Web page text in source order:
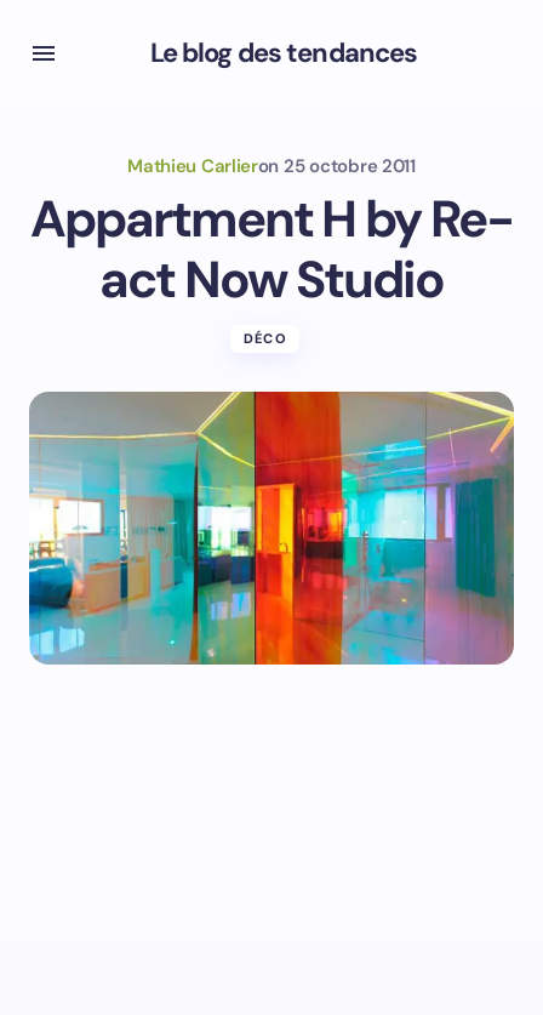
Le blog des tendances
Mathieu Carlieron 25 octobre 2011
Appartment H by Re-
act Now Studio
DÉCO